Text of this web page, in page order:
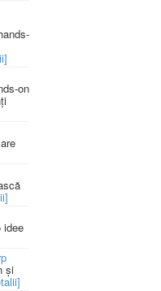
on
idee
și